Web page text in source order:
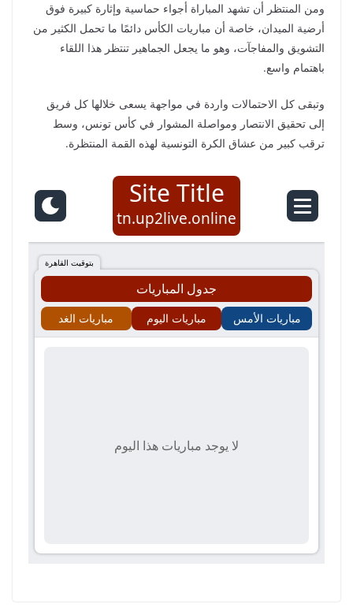
ومن المنتظر أن تشهد المباراة أجواء حماسية وإثارة كبيرة فوق
أرضية الميدان، خاصة أن مباريات الكأس دائمًا ما تحمل الكثير من
التشويق والمفاجآت، وهو ما يجعل الجماهير تنتظر هذا اللقاء
باهتمام واسع.
وتبقى كل الاحتمالات واردة في مواجهة يسعى خلالها كل فريق
إلى تحقيق الانتصار ومواصلة المشوار في كأس تونس، وسط
ترقب كبير من عشاق الكرة التونسية لهذه القمة المنتظرة.